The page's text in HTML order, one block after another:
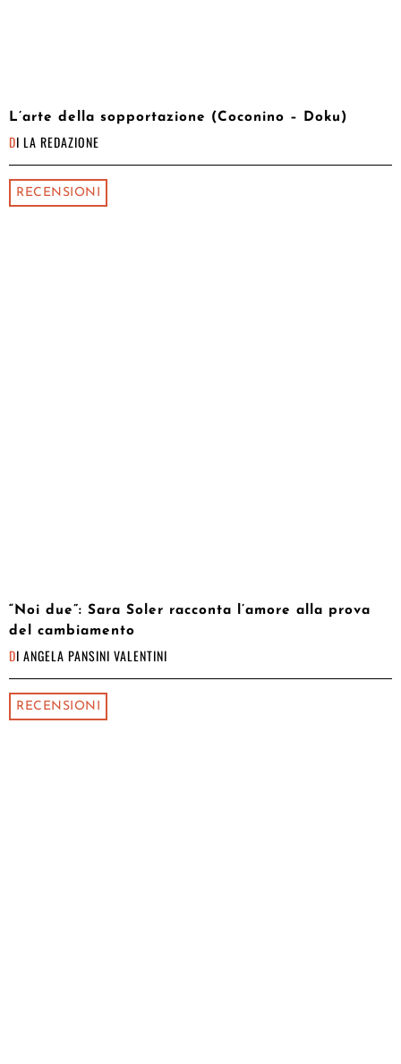
L’arte della sopportazione (Coconino – Doku)
DI LA REDAZIONE
RECENSIONI
“Noi due”: Sara Soler racconta l’amore alla prova
del cambiamento
DI ANGELA PANSINI VALENTINI
RECENSIONI